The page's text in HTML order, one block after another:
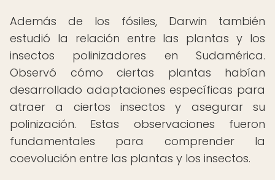
Además de los fósiles, Darwin también
estudió la relación entre las plantas y los
insectos polinizadores en Sudamérica.
Observó cómo ciertas plantas habían
desarrollado adaptaciones específicas para
atraer a ciertos insectos y asegurar su
polinización. Estas observaciones fueron
fundamentales para comprender la
coevolución entre las plantas y los insectos.